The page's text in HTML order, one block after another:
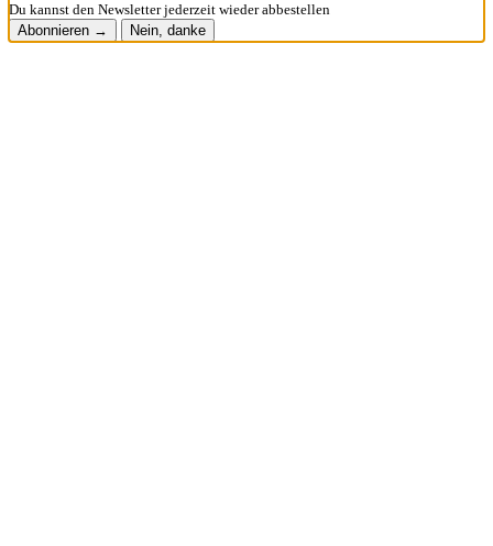
Du kannst den Newsletter jederzeit wieder abbestellen
Abonnieren →
Nein, danke